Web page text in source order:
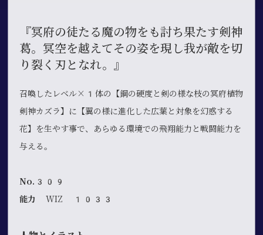
『冥府の徒たる魔の物をも討ち果たす剣神
葛。冥空を越えてその姿を現し我が敵を切
り裂く刃となれ。』
召喚したレベル×1体の【鋼の硬度と剣の様な枝の冥府植物
剣神カズラ】に【翼の様に進化した広葉と対象を幻惑する
花】を生やす事で、あらゆる環境での飛翔能力と戦闘能力を
与える。
No.309
能力WIZ 1033